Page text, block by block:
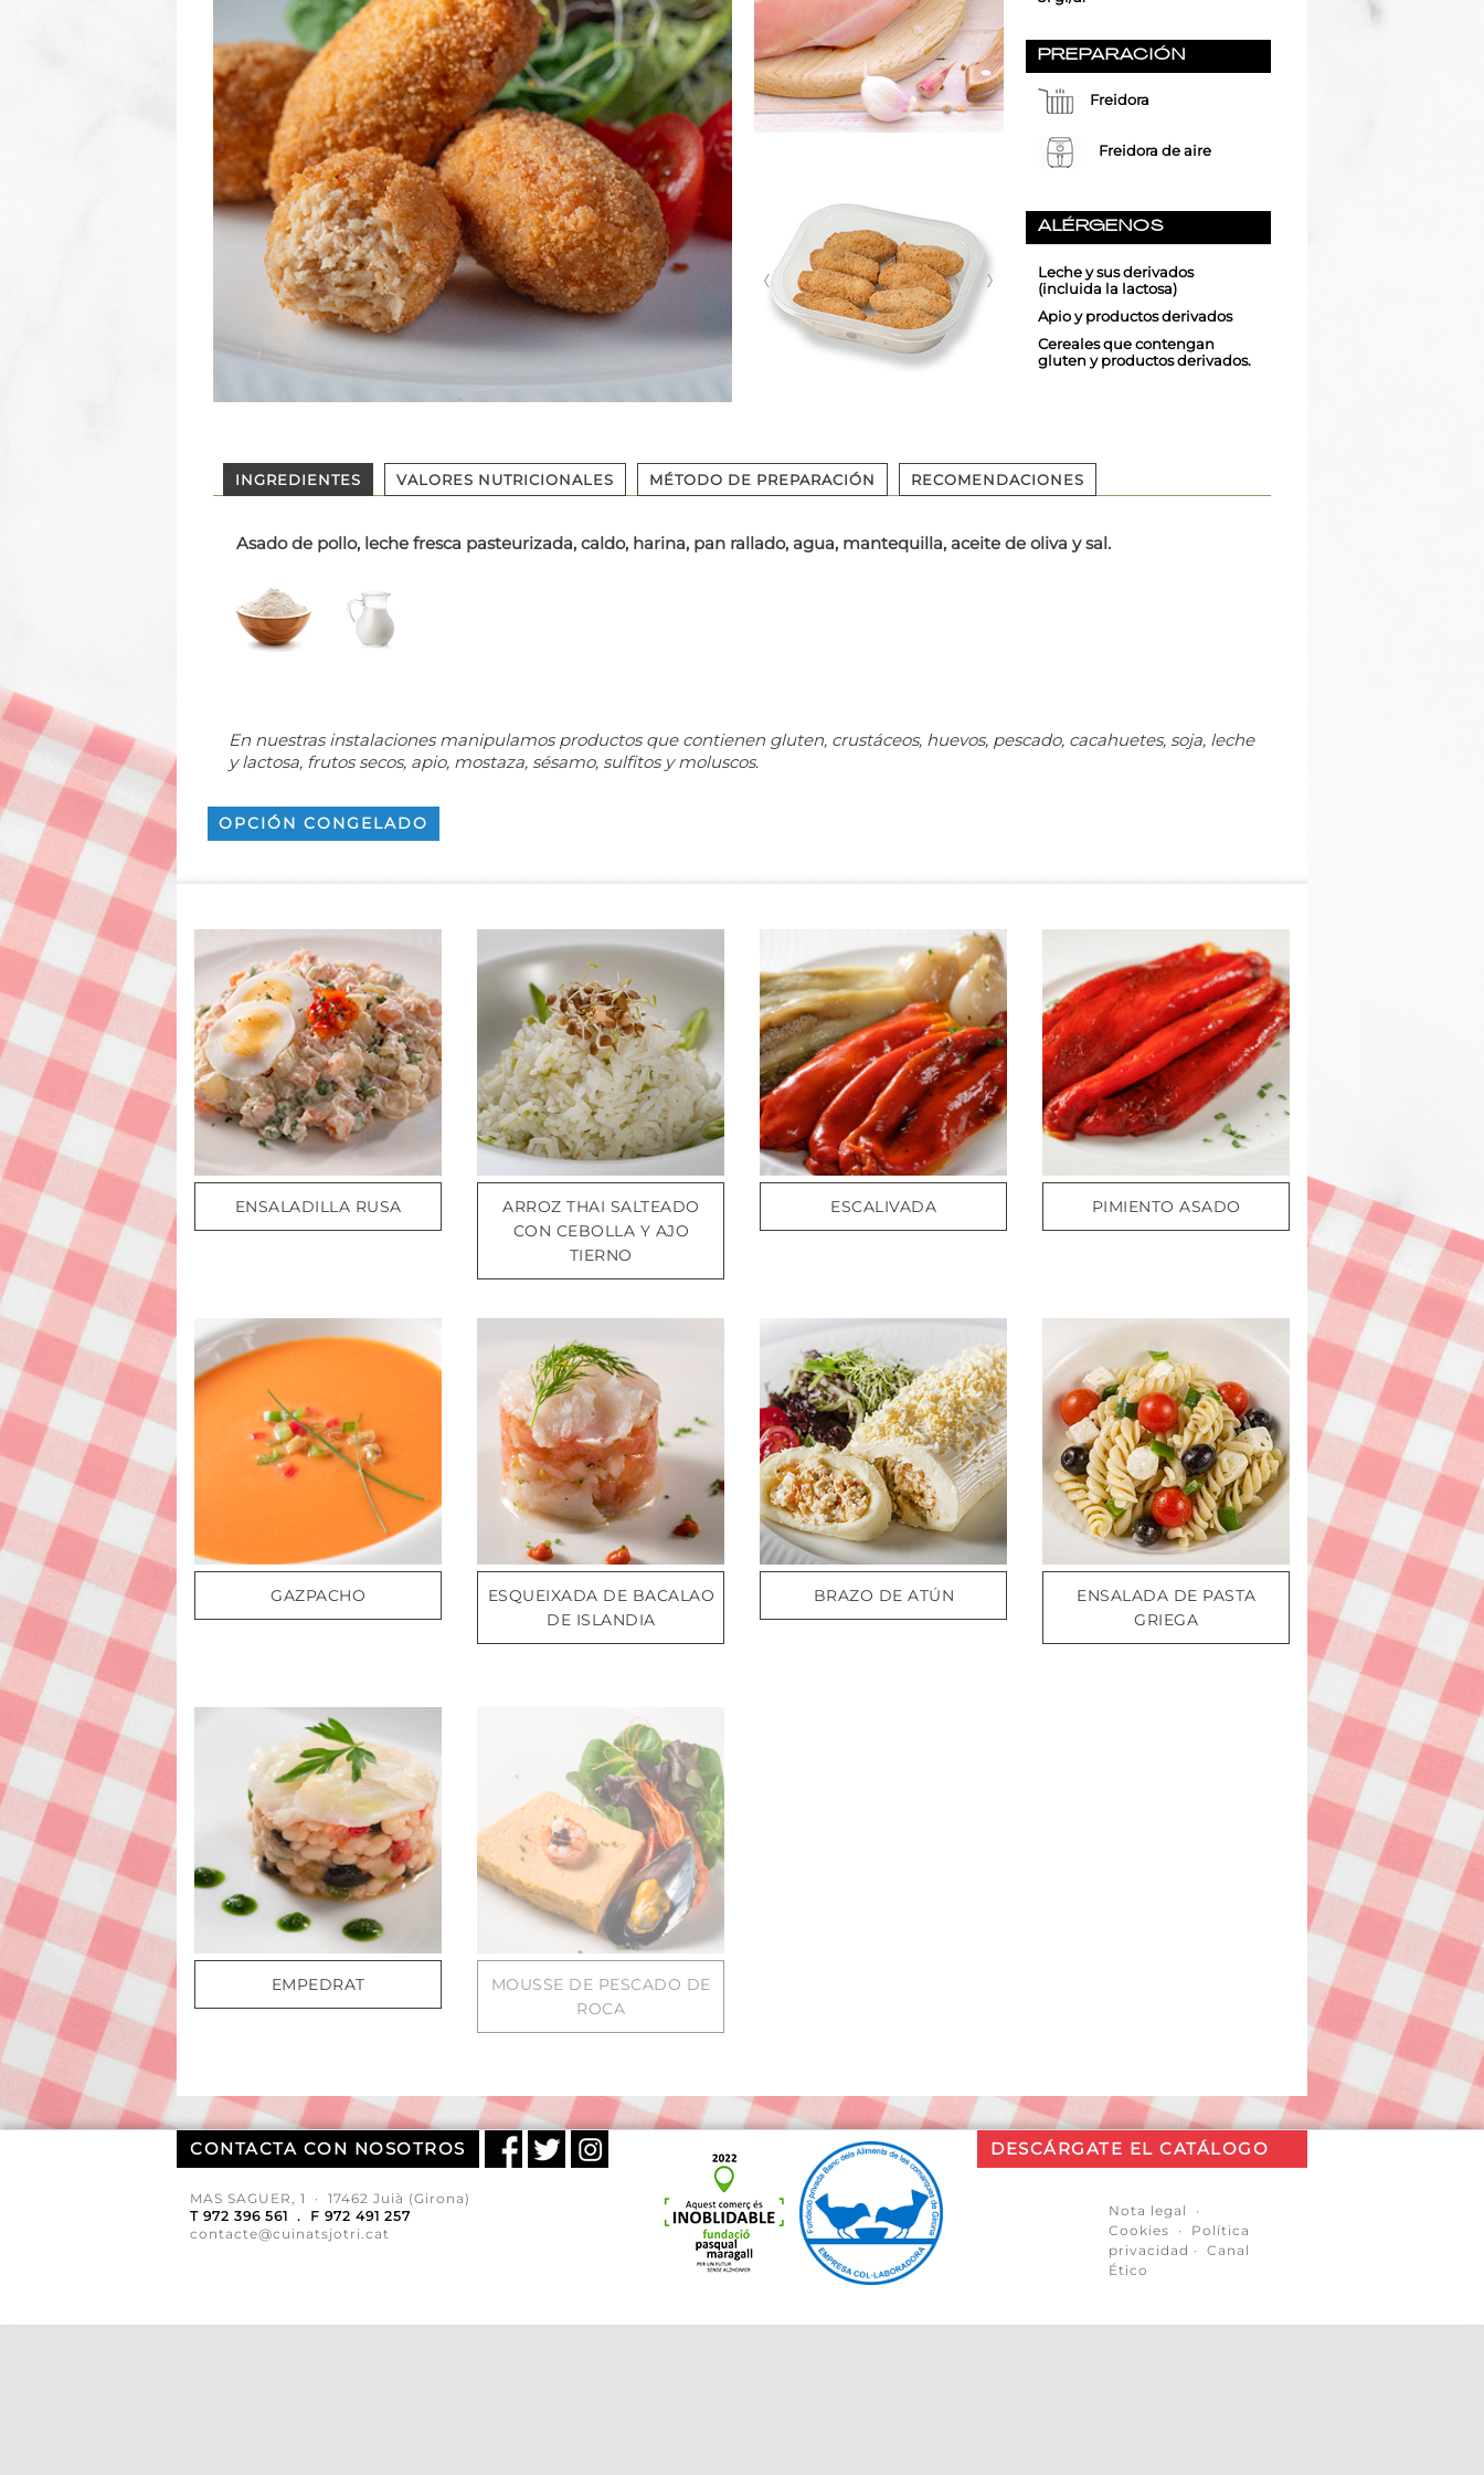
PREPARACIÓN
Freidora
Freidora de aire
ALÉRGENOS
Leche y sus derivados
(incluida la lactosa)
Apio y productos derivados
Cereales que contengan
gluten y productos derivados.
INGREDIENTES VALORES NUTRICIONALES MÉTODO DE PREPARACIÓN RECOMENDACIONES
Asado de pollo, leche fresca pasteurizada, caldo, harina, pan rallado, agua, mantequilla, aceite de oliva y sal.
En nuestras instalaciones manipulamos productos que contienen gluten, crustáceos, huevos, pescado, cacahuetes, soja, leche
y lactosa, frutos secos, apio, mostaza, sésamo, sulfitos y moluscos.
OPCIÓN CONGELADO
ENSALADILLA RUSA
ARROZ THAI SALTEADO
CON CEBOLLA Y AJO
TIERNO
ESCALIVADA PIMIENTO ASADO
GAZPACHO
ESQUEIXADA DE BACALAO
DE ISLANDIA
BRAZO DE ATÚN
ENSALADA DE PASTA
GRIEGA
EMPEDRAT
MOUSSE DE PESCADO DE
ROCA
CONTACTA CON NOSOTROS
MAS SAGUER, 1 · 17462 Juià (Girona)
T 972 396 561 . F 972 491 257
contacte@cuinatsjotri.cat
DESCÁRGATE EL CATÁLOGO
Nota legal
·
Cookies · Política
privacidad · Canal
Ético